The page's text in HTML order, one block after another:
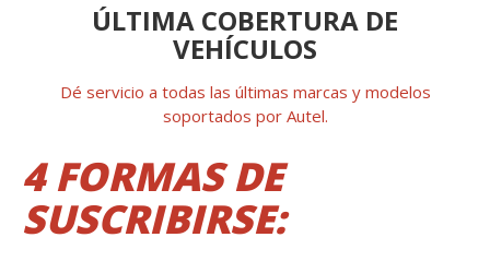
ÚLTIMA COBERTURA DE
VEHÍCULOS
Dé servicio a todas las últimas marcas y modelos
soportados por Autel.
4 FORMAS DE
SUSCRIBIRSE: